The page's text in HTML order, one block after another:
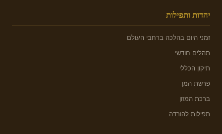
יהדות ותפילות
זמני היום בהלכה ברחבי העולם
תהלים חודשי
תיקון הכללי
פרשת המן
ברכת המזון
תפילות להורדה